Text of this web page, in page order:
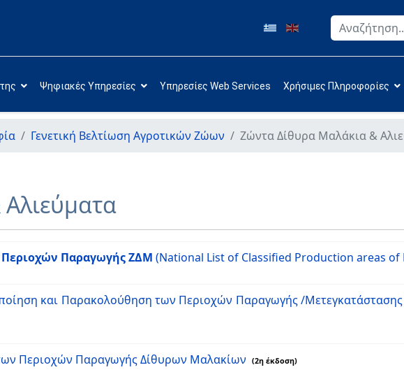
Αναζήτηση
Ψηφιακές Υπηρεσίες Υπηρεσίες Web Services Χρήσιμες Πληροφορίες
Γενετική Βελτίωση Αγροτικών Ζώων Ζώντα Δίθυρα Μαλάκια &
Περιοχών Παραγωγής ΖΔΜ (National List of Classified Production areas of
και Παρακολούθηση των Περιοχών Παραγωγής /
των Περιοχών Παραγωγής Δίθυρων Μαλακίων (2η έκδοση)